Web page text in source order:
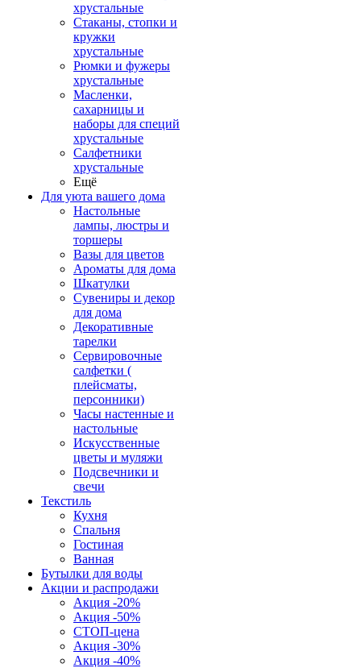
хрустальные
Стаканы, стопки и
кружки
хрустальные
Рюмки и фужеры
хрустальные
Масленки,
сахарницы и
наборы для специй
хрустальные
Салфетники
хрустальные
Ещё
Для уюта вашего дома
Настольные
лампы, люстры и
торшеры
Вазы для цветов
Ароматы для дома
Шкатулки
Сувениры и декор
для дома
Декоративные
тарелки
Сервировочные
салфетки (
плейсматы,
персонники)
Часы настенные и
настольные
Искусственные
цветы и муляжи
Подсвечники и
свечи
Текстиль
Кухня
Спальня
Гостиная
Ванная
Бутылки для воды
Акции и распродажи
Акция -20%
Акция -50%
СТОП-цена
Акция -30%
Акция -40%